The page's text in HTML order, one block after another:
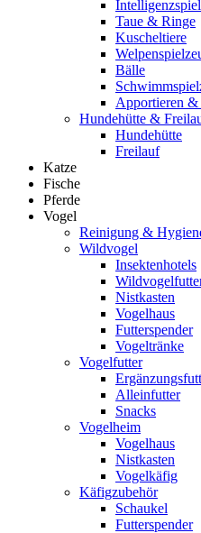
Taue & Ringe
Kuscheltiere
Bälle
Apportieren &
Hundehütte &
Hundehütte
Freilauf
Katze
Fische
Pferde
Vogel
Reinigung &
Wildvogel
Insektenhotels
Nistkasten
Vogelhaus
Futterspender
Vogeltränke
Vogelfutter
Alleinfutter
Snacks
Vogelheim
Vogelhaus
Nistkasten
Vogelkäfig
Käfigzubehör
Schaukel
Futterspender